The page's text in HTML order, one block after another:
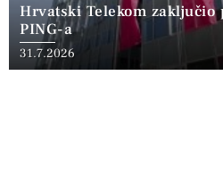
Hrvatski Telekom zaključio
PING-a
31.7.2026